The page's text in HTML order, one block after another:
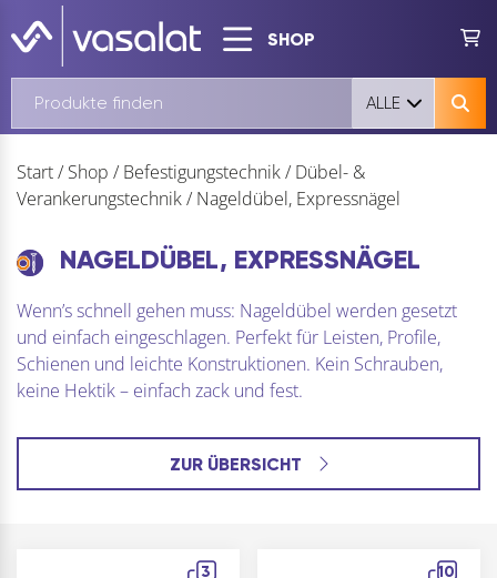
SHOP
ALLE
Start/ Shop / Befestigungstechnik/ Dübel- &
Verankerungstechnik/ Nageldübel, Expressnägel
NAGELDÜBEL, EXPRESSNÄGEL
Wenn’s schnell gehen muss: Nageldübel werden gesetzt
und einfach eingeschlagen. Perfekt für Leisten, Profile,
Schienen und leichte Konstruktionen. Kein Schrauben,
keine Hektik – einfach zack und fest.
ZUR ÜBERSICHT
3 10